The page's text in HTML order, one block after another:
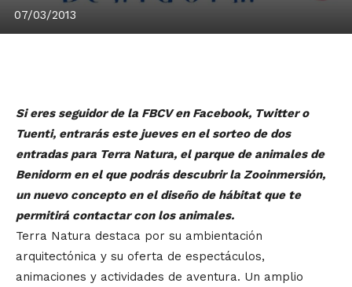
07/03/2013
Si eres seguidor de la FBCV en Facebook, Twitter o
Tuenti, entrarás este jueves en el sorteo de dos
entradas para Terra Natura, el parque de animales de
Benidorm en el que podrás descubrir la Zooinmersión,
un nuevo concepto en el diseño de hábitat que te
permitirá contactar con los animales.
Terra Natura destaca por su ambientación
arquitectónica y su oferta de espectáculos,
animaciones y actividades de aventura. Un amplio